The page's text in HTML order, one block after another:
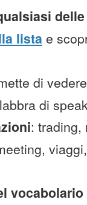
lista e
di
di
: trading,
vocabolario